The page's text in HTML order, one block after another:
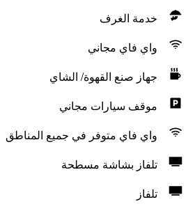
خدمة الغرف
واي فاي مجاني
جهاز صنع القهوة/ الشاي
موقف سيارات مجاني
واي فاي متوفر في جميع المناطق
تلفاز بشاشة مسطحة
تلفاز